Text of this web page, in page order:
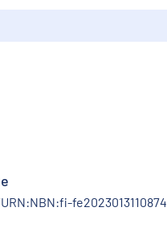
fe2023013110874